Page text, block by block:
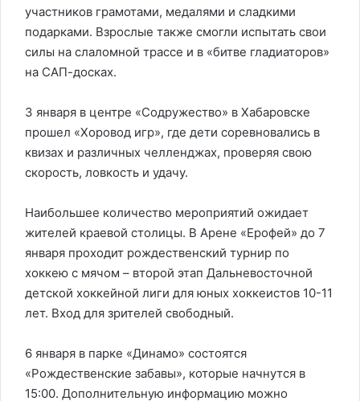
участников грамотами, медалями и сладкими
подарками. Взрослые также смогли испытать свои
силы на слаломной трассе и в «битве гладиаторов»
на САП-досках.
3 января в центре «Содружество» в Хабаровске
прошел «Хоровод игр», где дети соревновались в
квизах и различных челленджах, проверяя свою
скорость, ловкость и удачу.
Наибольшее количество мероприятий ожидает
жителей краевой столицы. В Арене «Ерофей» до 7
января проходит рождественский турнир по
хоккею с мячом – второй этап Дальневосточной
детской хоккейной лиги для юных хоккеистов 10-11
лет. Вход для зрителей свободный.
6 января в парке «Динамо» состоятся
«Рождественские забавы», которые начнутся в
15:00. Дополнительную информацию можно